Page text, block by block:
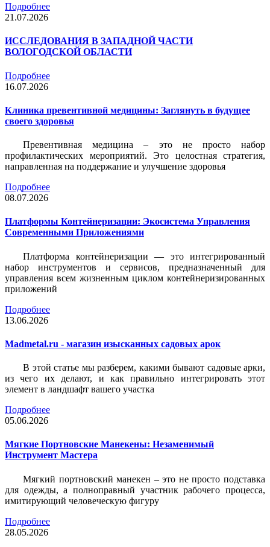
Подробнее
21.07.2026
ИССЛЕДОВАНИЯ В ЗАПАДНОЙ ЧАСТИ
ВОЛОГОДСКОЙ ОБЛАСТИ
Подробнее
16.07.2026
Клиника превентивной медицины: Заглянуть в будущее
своего здоровья
Превентивная медицина – это не просто набор
профилактических мероприятий. Это целостная стратегия,
направленная на поддержание и улучшение здоровья
Подробнее
08.07.2026
Платформы Контейнеризации: Экосистема Управления
Современными Приложениями
Платформа контейнеризации — это интегрированный
набор инструментов и сервисов, предназначенный для
управления всем жизненным циклом контейнеризированных
приложений
Подробнее
13.06.2026
Madmetal.ru - магазин изысканных садовых арок
В этой статье мы разберем, какими бывают садовые арки,
из чего их делают, и как правильно интегрировать этот
элемент в ландшафт вашего участка
Подробнее
05.06.2026
Мягкие Портновские Манекены: Незаменимый
Инструмент Мастера
Мягкий портновский манекен – это не просто подставка
для одежды, а полноправный участник рабочего процесса,
имитирующий человеческую фигуру
Подробнее
28.05.2026